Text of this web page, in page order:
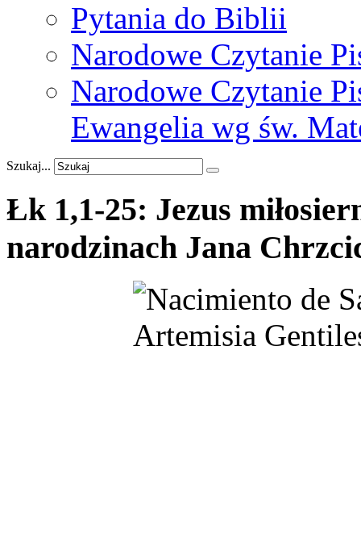
Pytania do Biblii
Narodowe Czytanie
Narodowe Czytanie
Ewangelia wg św.
Szukaj...
Łk 1,1-25: Jezus
narodzinach Jana